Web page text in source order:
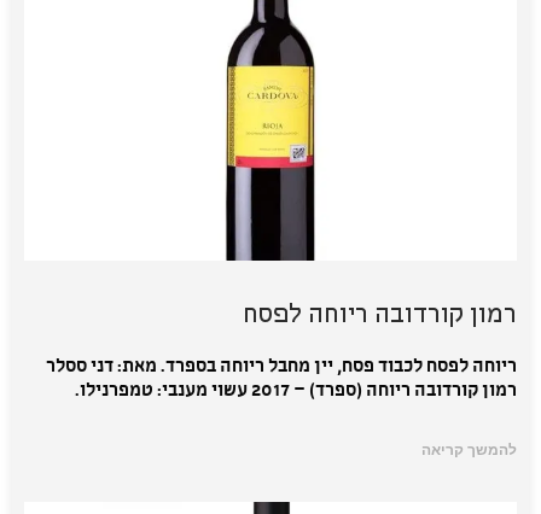
רמון קורדובה ריוחה לפסח
ריוחה לפסח לכבוד פסח, יין מחבל ריוחה בספרד. מאת: דני ססלר
רמון קורדובה ריוחה (ספרד) – 2017 עשוי מענבי: טמפרנילו.
להמשך קריאה